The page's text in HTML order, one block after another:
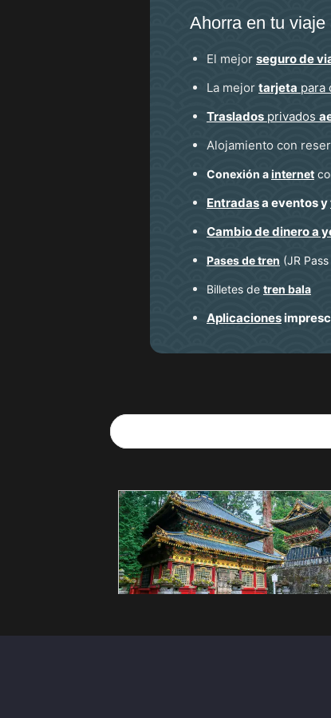
Ahorra en tu
El mejor seguro de
La mejor tarjeta para
Traslados privados
Alojamiento con
Conexión ainternet
Entradasa eventos y
Cambio de dinero a
Pases de tren (JR
Billetes de tren bala
Aplicaciones